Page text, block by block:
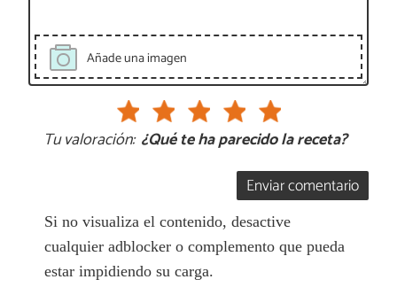
Añade una imagen
Tu valoración: ¿Qué te ha parecido la receta?
Enviar comentario
Si no visualiza el contenido, desactive
cualquier adblocker o complemento que pueda
estar impidiendo su carga.